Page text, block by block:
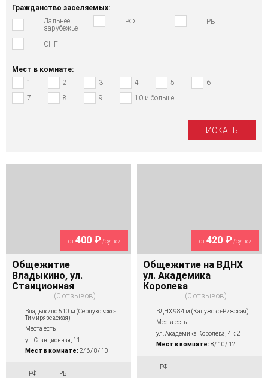
Гражданство заселяемых:
Дальнее
зарубежье
РФ РБ
СНГ
Мест в комнате:
1
2 3 4 5
6
7
8 9 10 и больше
от400 ₽/сутки
Общежитие
Владыкино, ул.
Станционная
0 отзывов
Владыкино 510 м (Серпуховско-
Тимирязевская)
Места есть
ул. Станционная, 11
Мест в комнате: 2/ 6/ 8/ 10
РФ РБ
от420 ₽/сутки
Общежитие на ВДНХ
ул. Академика
Королева
0 отзывов
ВДНХ 984 м (Калужско-Рижская)
Места есть
ул. Академика Королёва, 4 к 2
Мест в комнате: 8/ 10/ 12
РФ